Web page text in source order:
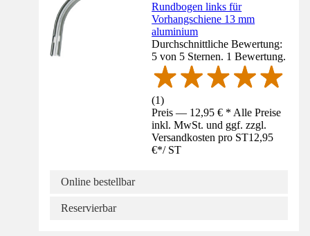
Rundbogen links für
Vorhangschiene 13 mm
aluminium
Durchschnittliche Bewertung:
5 von 5 Sternen. 1 Bewertung.
(1)
Preis — 12,95 € * Alle Preise
inkl. MwSt. und ggf. zzgl.
Versandkosten pro ST12,95
€*/ ST
Online bestellbar
Reservierbar